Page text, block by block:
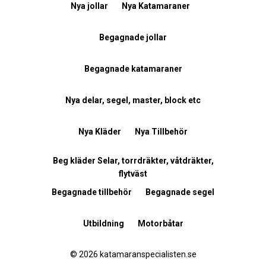
Nya jollar Nya Katamaraner
Begagnade jollar
Begagnade katamaraner
Nya delar, segel, master, block etc
Nya Kläder Nya Tillbehör
Beg kläder Selar, torrdräkter, våtdräkter,
flytväst
Begagnade tillbehör
Begagnade segel
Utbildning Motorbåtar
© 2026 katamaranspecialisten.se